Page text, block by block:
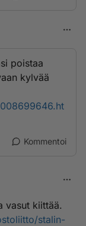
poistaa
kylvää
Kommentoi
vasut kiittää.
stalin-